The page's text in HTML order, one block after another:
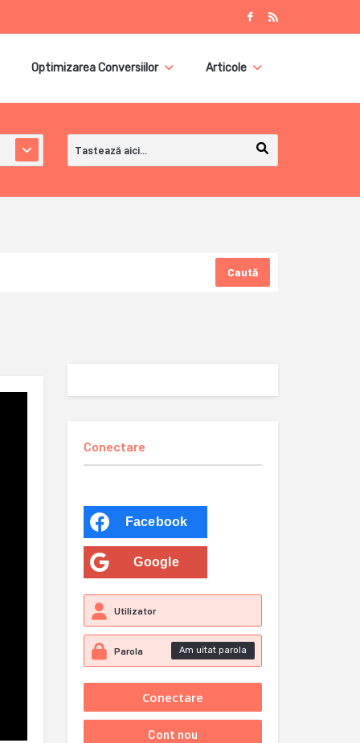
Optimizarea Conversiilor Articole
Caută
Conectare
Facebook
Google
Am uitat parola